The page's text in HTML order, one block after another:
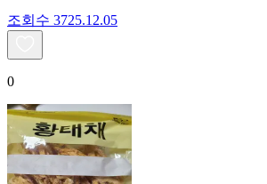
조회수 3725.12.05
0